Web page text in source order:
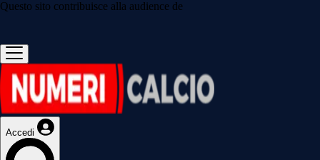
Questo sito contribuisce alla audience de
Accedi